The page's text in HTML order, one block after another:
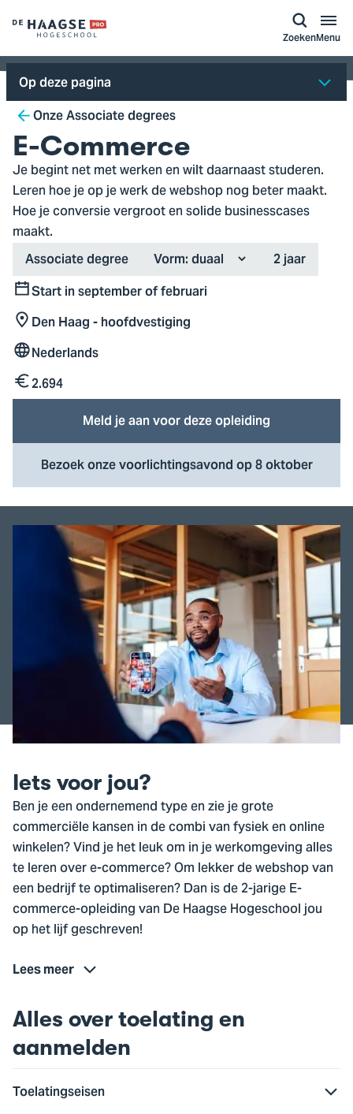
Logo
van
De
Haagse
Hogeschool,
ga
naar
de
homepagina
ZoekenMenu
Op deze pagina
Breadcrumb
Onze Associate degrees
E-Commerce
Je begint net met werken en wilt daarnaast studeren.
Leren hoe je op je werk de webshop nog beter maakt.
Hoe je conversie vergroot en solide businesscases
maakt.
Type
Associate degree Vorm: Duration
2 jaar
StartStart in september of februari
Locatie
Den Haag - hoofdvestiging
TaalNederlands
Kosten
2.694
Meld je aan voor deze opleiding
Bezoek onze voorlichtingsavond op 8 oktober
Iets voor jou?
Ben je een ondernemend type en zie je grote
commerciële kansen in de combi van fysiek en online
winkelen? Vind je het leuk om in je werkomgeving alles
te leren over e-commerce? Om lekker de webshop van
een bedrijf te optimaliseren? Dan is de 2-jarige E-
commerce-opleiding van De Haagse Hogeschool jou
op het lijf geschreven!
Lees meer
Alles over toelating en
aanmelden
Toelatingseisen